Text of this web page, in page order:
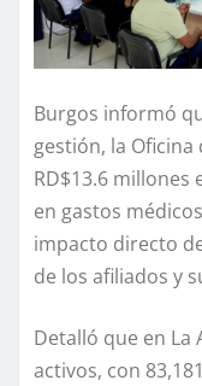
Burgos informó
gestión, la
RD$13.6 millones
en gastos
impacto directo
de los afiliados y
Detalló que en La
activos, con